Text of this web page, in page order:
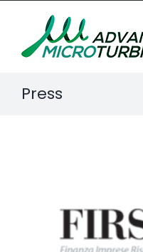
contenuto
Press